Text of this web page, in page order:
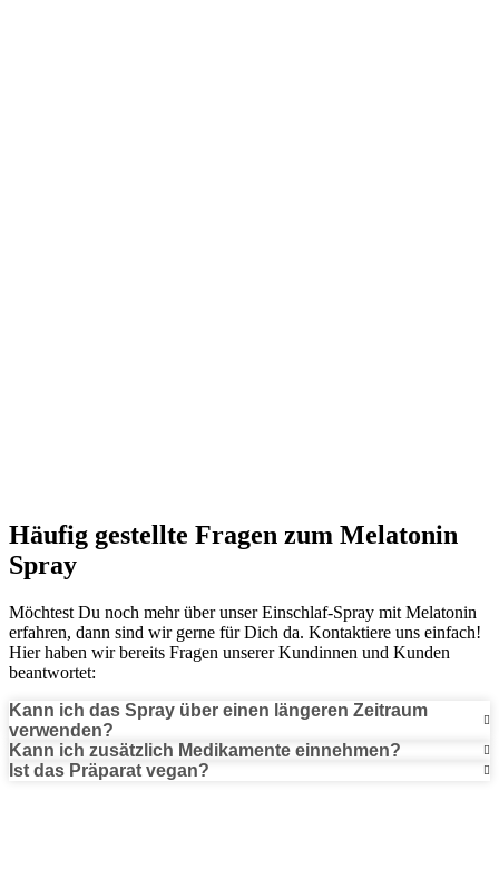
Häufig gestellte Fragen zum Melatonin
Spray
Möchtest Du noch mehr über unser Einschlaf-Spray mit Melatonin
erfahren, dann sind wir gerne für Dich da. Kontaktiere uns einfach!
Hier haben wir bereits Fragen unserer Kundinnen und Kunden
beantwortet:
Kann ich das Spray über einen längeren Zeitraum
verwenden?
Kann ich zusätzlich Medikamente einnehmen?
Ist das Präparat vegan?